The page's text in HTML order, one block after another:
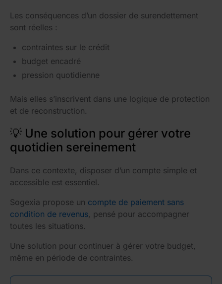
Les conséquences d’un dossier de surendettement
sont réelles :
contraintes sur le crédit
budget encadré
pression quotidienne
Mais elles s’inscrivent dans une logique de protection
et de reconstruction.
💡 Une solution pour gérer votre
quotidien sereinement
Dans ce contexte, disposer d’un compte simple et
accessible est essentiel.
Sogexia propose un compte de paiement sans
condition de revenus, pensé pour accompagner
toutes les situations.
Une solution pour continuer à gérer votre budget,
même en période de contraintes.